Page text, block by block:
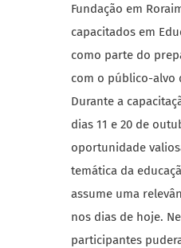
Fundação em
capacitados em
como parte do
com o público-alvo
Durante a
dias 11 e 20 de
oportunidade
temática da
assume uma
nos dias de hoje.
participantes